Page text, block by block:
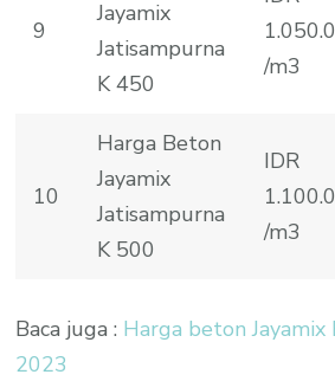
9
Jayamix
Jatisampurna
K 450
/m3
10
Harga Beton
Jayamix
Jatisampurna
K 500
IDR
/m3
Baca juga : Harga beton Jayamix
2023